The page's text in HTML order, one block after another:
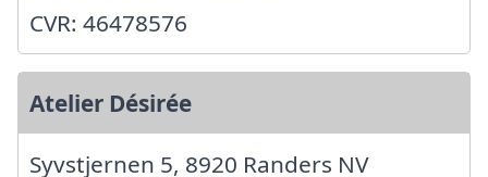
CVR: 46478576
Atelier Désirée
Syvstjernen 5, 8920 Randers NV